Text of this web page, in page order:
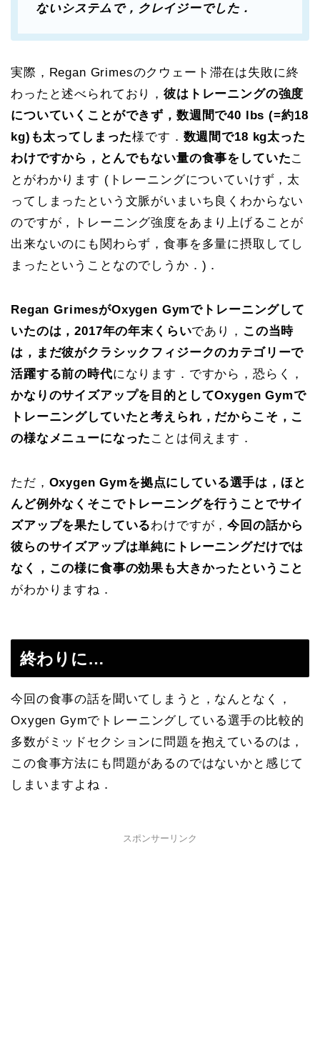
ないシステムで，クレイジーでした．
実際，Regan Grimesのクウェート滞在は失敗に終
わったと述べられており，彼はトレーニングの強度
についていくことができず，数週間で40 lbs (=約18
kg)も太ってしまった様です． 数週間で18 kg太った
わけですから，とんでもない量の食事をしていたこ
とがわかります (トレーニングについていけず，太
ってしまったという文脈がいまいち良くわからない
のですが，トレーニング強度をあまり上げることが
出来ないのにも関わらず，食事を多量に摂取してし
まったということなのでしうか．)．
Regan GrimesがOxygen Gymでトレーニングして
いたのは，2017年の年末くらいであり， この当時
は，まだ彼がクラシックフィジークのカテゴリーで
活躍する前の時代になります．ですから，恐らく，
かなりのサイズアップを目的としてOxygen Gymで
トレーニングしていたと考えられ，だからこそ，こ
の様なメニューになった ことは伺えます．
ただ， Oxygen Gymを拠点にしている選手は，ほと
んど例外なくそこでトレーニングを行うことでサイ
ズアップを果たしているわけですが，今回の話から
彼らのサイズアップは単純にトレーニングだけでは
なく，この様に食事の効果も大きかったということ
がわかりますね．
終わりに…
今回の食事の話を聞いてしまうと，なんとなく，
Oxygen Gymでトレーニングしている選手の比較的
多数がミッドセクションに問題を抱えているのは，
この食事方法にも問題があるのではないかと感じて
しまいますよね．
スポンサーリンク